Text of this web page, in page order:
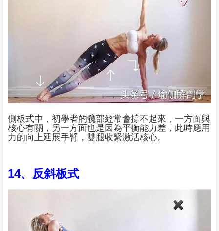
側板式中，初學者的髖部經常會撐不起來，一方面與
核心有關，另一方面也是因為平衡能力差，此時應用
力的向上延展手臂，雙腿收緊激活核心。
14、反斜板式